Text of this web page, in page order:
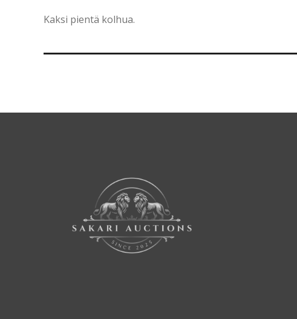
Kaksi pientä kolhua.